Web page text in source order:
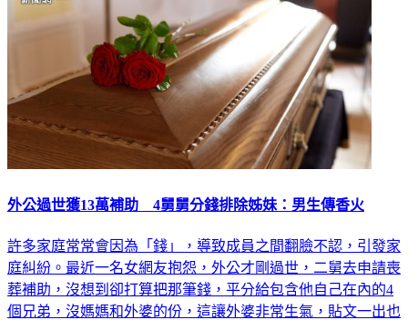
外公過世獲13萬補助 4舅舅分錢排除姊妹：男生傳香火
許多家庭常常會因為「錢」，導致成員之間翻臉不認，引發家
庭糾紛。最近一名女網友抱怨，外公才剛過世，二舅去申請喪
葬補助，沒想到卻打算把那筆錢，平分給包含他自己在內的4
個兄弟，沒媽媽和外婆的份，這讓外婆非常生氣，貼文一出也